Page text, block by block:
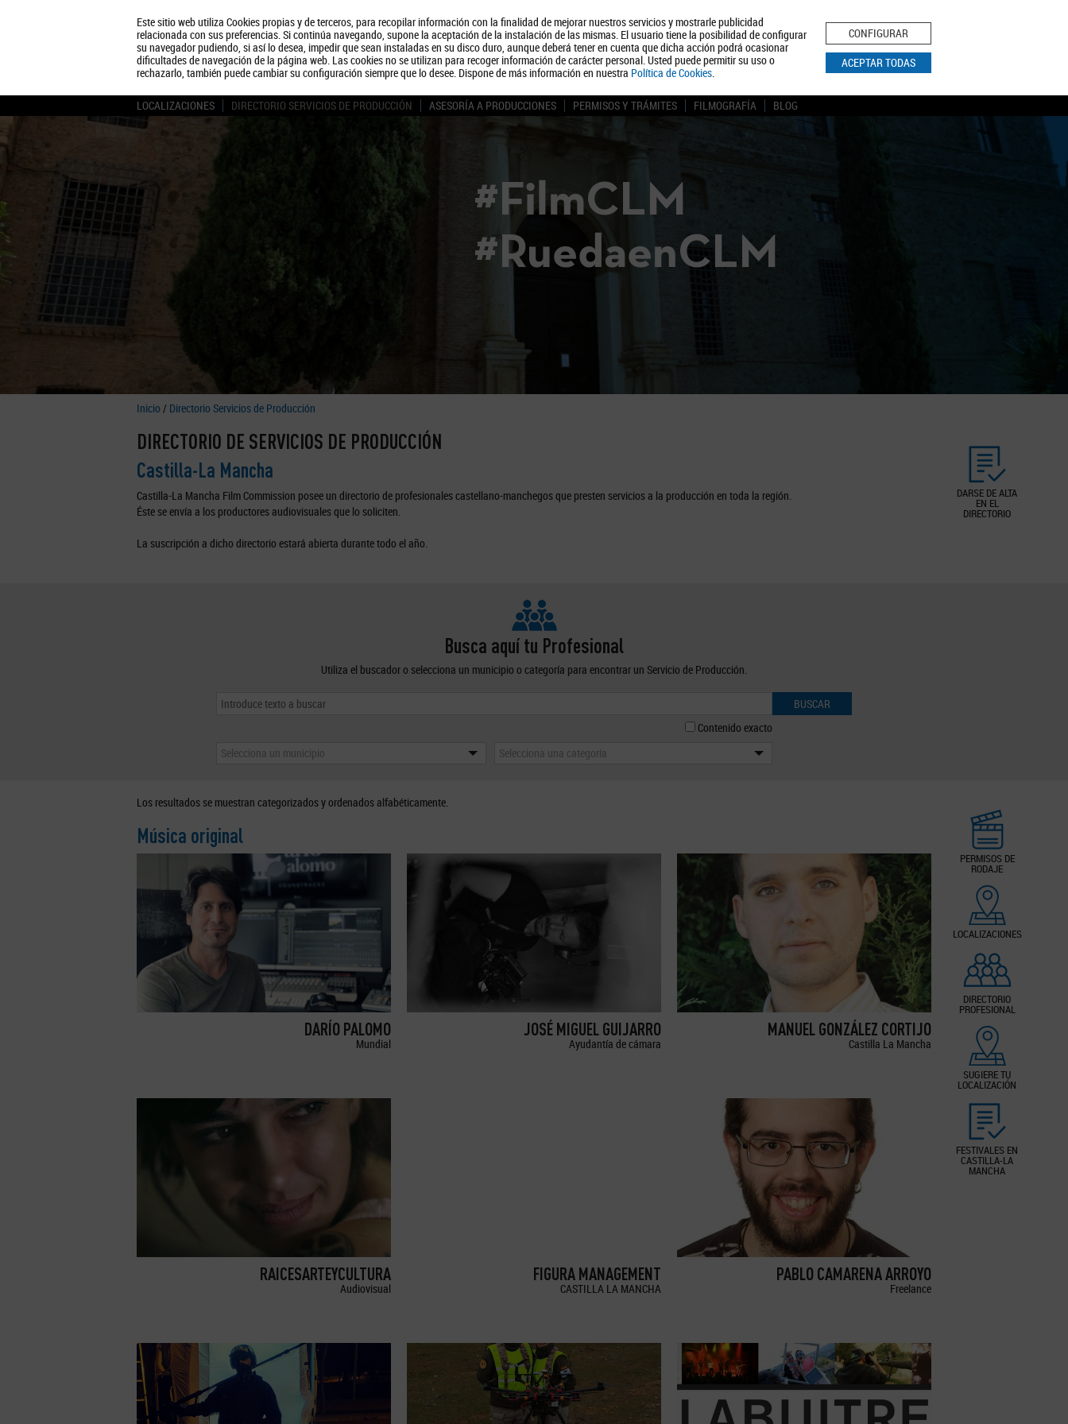
Este sitio web utiliza Cookies propias y de terceros, para recopilar información con la finalidad de mejorar nuestros servicios y mostrarle publicidad
relacionada con sus preferencias. Si continúa navegando, supone la aceptación de la instalación de las mismas. El usuario tiene la posibilidad de configurar
su navegador pudiendo, si así lo desea, impedir que sean instaladas en su disco duro, aunque deberá tener en cuenta que dicha acción podrá ocasionar
dificultades de navegación de la página web. Las cookies no se utilizan para recoger información de carácter personal. Usted puede permitir su uso o
rechazarlo, también puede cambiar su configuración siempre que lo desee. Dispone de más información en nuestra Política de Cookies.
CONFIGURAR
ACEPTAR TODAS
Quiénes somos Turismo Política de Privacidad Aviso Legal Política de Cookies
BUSCAR
LOCALIZACIONES DIRECTORIO SERVICIOS DE PRODUCCIÓN ASESORÍA A PRODUCCIONES PERMISOS Y TRÁMITES FILMOGRAFÍA BLOG
#FilmCLM
#RuedaenCLM
Inicio / Directorio Servicios de Producción
DARSE DE ALTA
EN EL
DIRECTORIO
DIRECTORIO DE SERVICIOS DE PRODUCCIÓN
Castilla-La Mancha
Castilla-La Mancha Film Commission posee un directorio de profesionales castellano-manchegos que presten servicios a la producción en toda la región.
Éste se envía a los productores audiovisuales que lo soliciten.
La suscripción a dicho directorio estará abierta durante todo el año.
Busca aquí tu Profesional
Utiliza el buscador o selecciona un municipio o categoría para encontrar un Servicio de Producción.
BUSCAR
Contenido exacto
Selecciona un municipio
Selecciona una categoría
PERMISOS DE
RODAJE
LOCALIZACIONES
DIRECTORIO
PROFESIONAL
SUGIERE TU
LOCALIZACIÓN
FESTIVALES EN
CASTILLA-LA
MANCHA
Los resultados se muestran categorizados y ordenados alfabéticamente.
Música original
DARÍO PALOMO
Mundial
JOSÉ MIGUEL GUIJARRO
Ayudantía de cámara
MANUEL GONZÁLEZ CORTIJO
Castilla La Mancha
RAICESARTEYCULTURA
Audiovisual
FIGURA MANAGEMENT
CASTILLA LA MANCHA
PABLO CAMARENA ARROYO
Freelance